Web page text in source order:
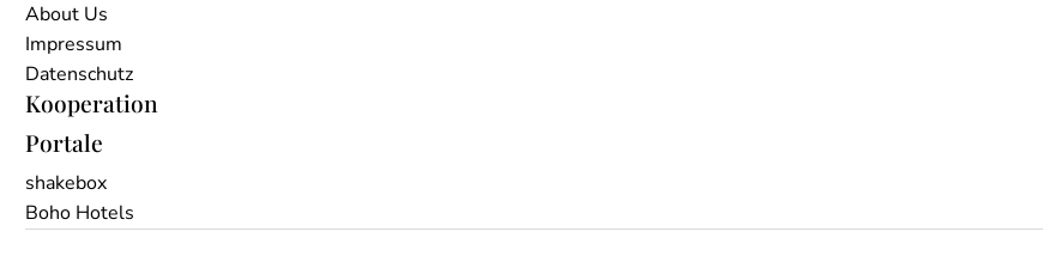
About Us
Impressum
Datenschutz
Kooperation
Portale
shakebox
Boho Hotels